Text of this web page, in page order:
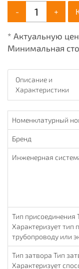
- +
* Актуальную
Минимальная
Описание и
Характеристики
Номенклатурный
Бренд
Инженерная
Тип присоединения
Характеризует тип
трубопроводу или
Тип затвора Тип
Характеризует